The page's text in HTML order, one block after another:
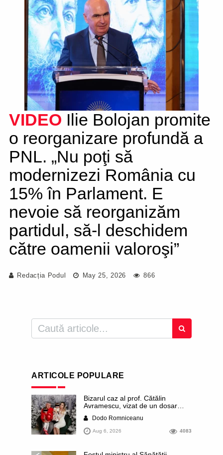
VIDEO Ilie Bolojan promite
o reorganizare profundă a
PNL. „Nu poţi să
modernizezi România cu
15% în Parlament. E
nevoie să reorganizăm
partidul, să-l deschidem
către oamenii valoroşi”
Redacția Podul May 25, 2026 866
ARTICOLE POPULARE
Bizarul caz al prof. Cătălin
Avramescu, vizat de un dosar
infantilă”. Miroase a execuție
stalinistă. Cea mai imundă parte a
presei publică inclusiv documente
dezvăluite date ultra-personale
Dodo Romniceanu
Aug 6, 2026 4083